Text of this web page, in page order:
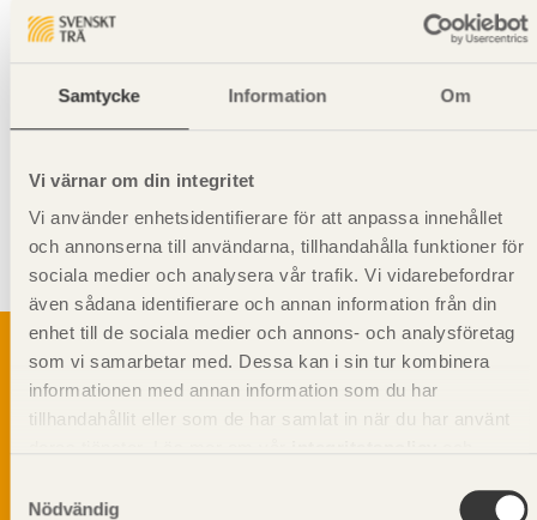
Samtycke Information Om
Vi värnar om din integritet
Vi använder enhetsidentifierare för att anpassa innehållet
och annonserna till användarna, tillhandahålla funktioner för
sociala medier och analysera vår trafik. Vi vidarebefordrar
även sådana identifierare och annan information från din
enhet till de sociala medier och annons- och analysföretag
som vi samarbetar med. Dessa kan i sin tur kombinera
informationen med annan information som du har
tillhandahållit eller som de har samlat in när du har använt
Nödvändig
Giltighet
Gäller från och med:
2024-08-01
Kompletterande information
används konstruktionsvirke.
Obehandlat konstruktionsvirke
Svenskt Träs Produktkatalog är svensk